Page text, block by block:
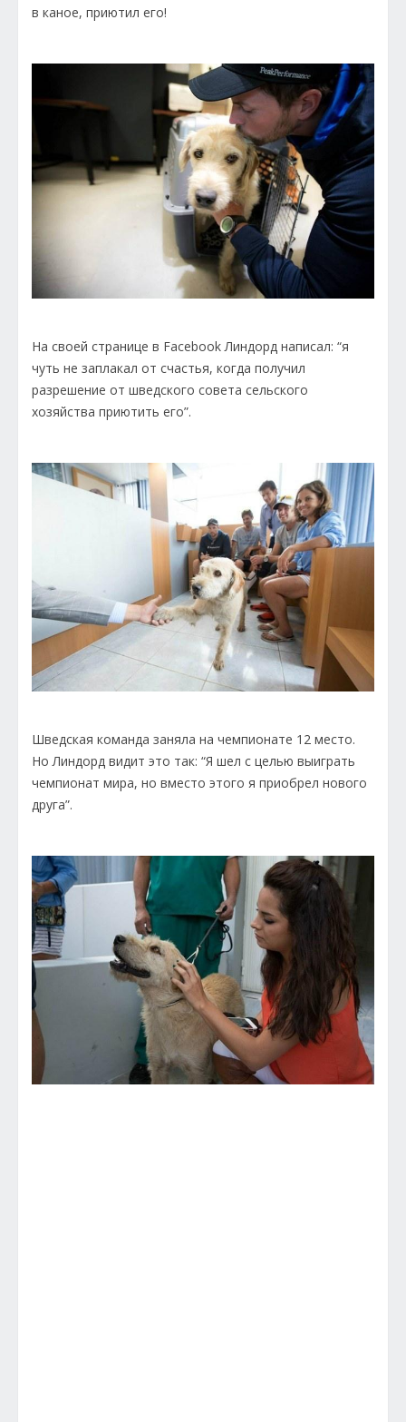
в каное, приютил его!
На своей странице в Facebook Линдорд написал: “я
чуть не заплакал от счастья, когда получил
разрешение от шведского совета сельского
хозяйства приютить его”.
Шведская команда заняла на чемпионате 12 место.
Но Линдорд видит это так: “Я шел с целью выиграть
чемпионат мира, но вместо этого я приобрел нового
друга”.